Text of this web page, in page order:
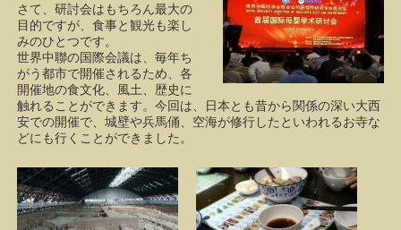
さて、研討会はもちろん最大の
目的ですが、食事と観光も楽し
みのひとつです。
世界中聯の国際会議は、毎年ち
がう都市で開催されるため、各
開催地の食文化、風土、歴史に
触れることができます。今回は、日本とも昔から関係の深い大西
安での開催で、城壁や兵馬俑、空海が修行したといわれるお寺な
どにも行くことができました。